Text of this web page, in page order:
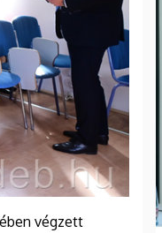
végzett